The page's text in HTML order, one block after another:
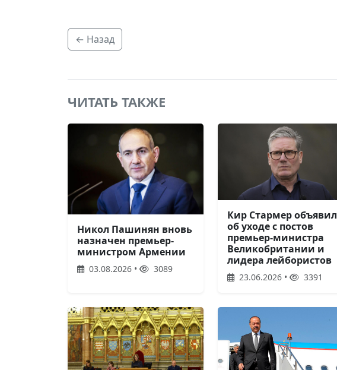
← Назад
ЧИТАТЬ ТАКЖЕ
Никол Пашинян вновь
назначен премьер-
министром Армении
03.08.2026 • 3089
Кир Стармер объявил
об уходе с постов
премьер-министра
Великобритании и
лидера лейбористов
23.06.2026 • 3391